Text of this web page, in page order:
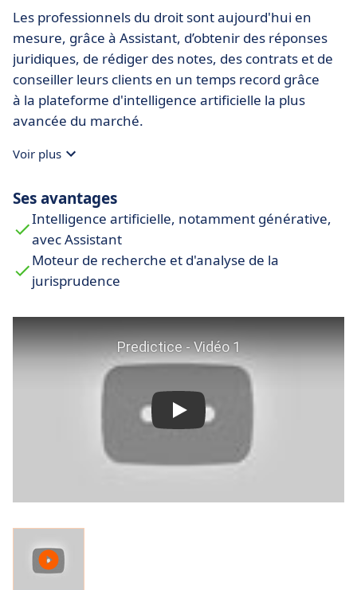
Les professionnels du droit sont aujourd'hui en
mesure, grâce à Assistant, d’obtenir des réponses
juridiques, de rédiger des notes, des contrats et de
conseiller leurs clients en un temps record grâce
à la plateforme d'intelligence artificielle la plus
avancée du marché.
Voir plus
Ses avantages
Intelligence artificielle, notamment générative,
avec Assistant
Moteur de recherche et d'analyse de la
jurisprudence